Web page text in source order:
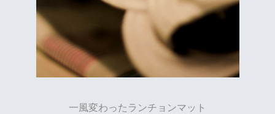
一風変わったランチョンマット